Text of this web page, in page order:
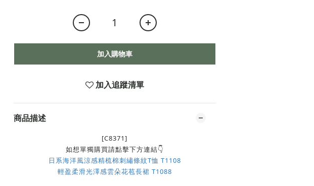
加入購物車
加入追蹤清單
商品描述
[C8371]
如想單獨購買請點擊下方連結👇
日系海洋風涼感精梳棉刺繡條紋T恤 T1108
輕盈柔滑光澤感雲朵花苞長裙 T1088